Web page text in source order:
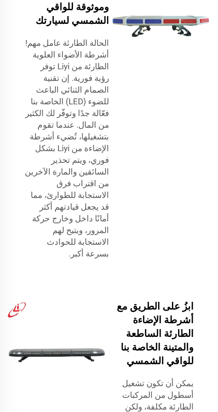
وموثوقة للواقي
الشمسي لسيارتك
الحالة الطارئة عامل مهم!
أشرطة الأضواء العلوية
الطارئة من Liyi توفر
رؤية فورية. إن تقنية
الصمام الثنائي الباعث
للضوء (LED) الخاصة بنا
فعّالة جدًا وتوفّر لك الكثير
من المال. عندما تقوم
بتشغيلها، تُضيء أشرطة
الإضاءة من Liyi بشكل
فوري، ويتم تحذير
السائقين والمارة الآخرين
من اقتراب فرق
الاستجابة للطوارئ، مما
قد يجعل قيادتهم أكثر
أمانًا داخل وخارج حركة
المرور، ويتيح لهم
الاستجابة للحوادث
بسرعة أكبر.
ابزُ على الطريق مع
أشرطة الإضاءة
الطارئة الساطعة
والمتينة الخاصة بنا
للواقي الشمسي
يمكن أن تكون تشغيل
أسطول من المركبات
الطارئة مكلفة، ولكن